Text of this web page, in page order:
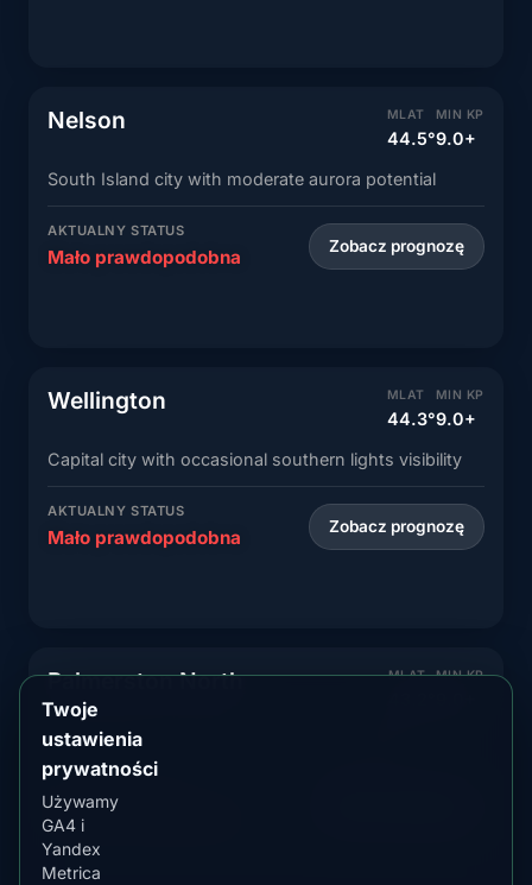
Nelson MLAT
44.5°
MIN KP
9.0+
South Island city with moderate aurora potential
AKTUALNY STATUS
Mało prawdopodobna Zobacz prognozę
Wellington MLAT
44.3°
MIN KP
9.0+
Capital city with occasional southern lights visibility
AKTUALNY STATUS
Mało prawdopodobna Zobacz prognozę
Palmerston North MLAT MIN KP
North Island city with minimal aurora visibility
AKTUALNY STATUS
Mało prawdopodobna
Twoje
ustawienia
prywatności
Używamy
GA4 i
Yandex
Metrica